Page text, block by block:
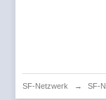
SF-Netzwerk → SF-